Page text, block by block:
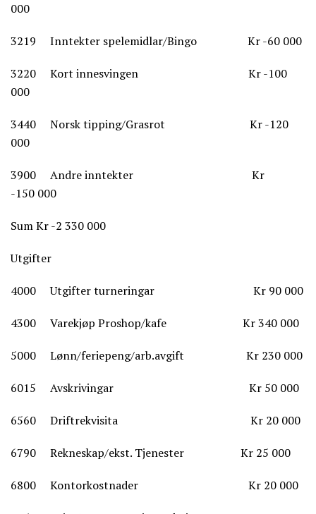
000
3219 Inntekter spelemidlar/Bingo Kr -60 000
3220 Kort innesvingen Kr -100
000
3440 Norsk tipping/Grasrot Kr -120
000
3900 Andre inntekter Kr
-150 000
Sum Kr -2 330 000
Utgifter
4000 Utgifter turneringar Kr 90 000
4300 Varekjøp Proshop/kafe Kr 340 000
5000 Lønn/feriepeng/arb.avgift Kr 230 000
6015 Avskrivingar Kr 50 000
6560 Driftrekvisita Kr 20 000
6790 Rekneskap/ekst. Tjenester Kr 25 000
6800 Kontorkostnader Kr 20 000